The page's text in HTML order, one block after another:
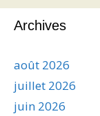
Archives
août 2026
juillet 2026
juin 2026